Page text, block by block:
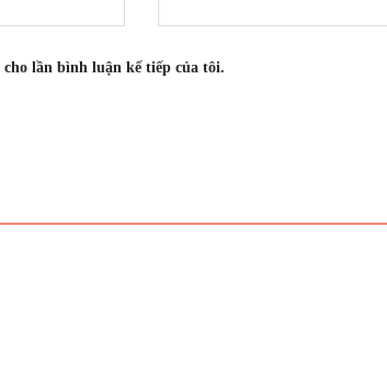
lần bình luận kế tiếp của tôi.